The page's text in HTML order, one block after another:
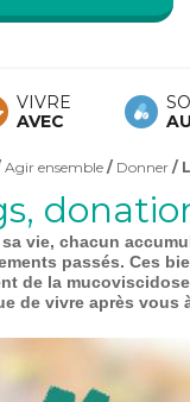
VIVRE
AVEC
ici
Agir ensemble / Donner /
sa vie, chacun
passés. Ces
de la
de vivre après vous